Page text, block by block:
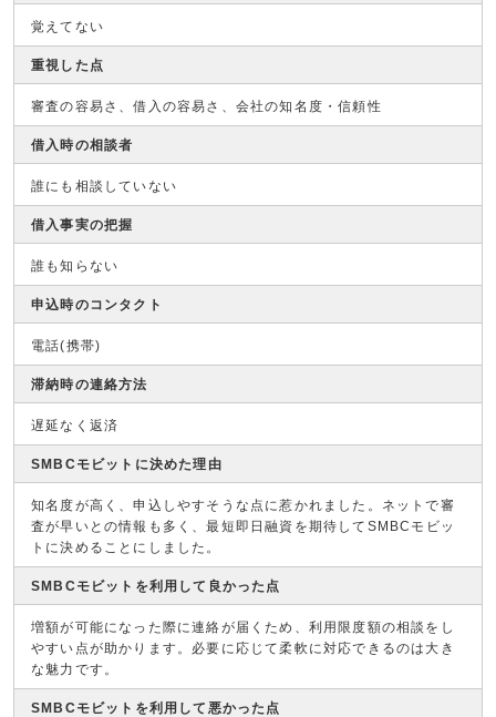
覚えてない
重視した点
審査の容易さ、借入の容易さ、会社の知名度・信頼性
借入時の相談者
誰にも相談していない
借入事実の把握
誰も知らない
申込時のコンタクト
電話(携帯)
滞納時の連絡方法
遅延なく返済
SMBCモビットに決めた理由
知名度が高く、申込しやすそうな点に惹かれました。ネットで審
査が早いとの情報も多く、最短即日融資を期待してSMBCモビッ
トに決めることにしました。
SMBCモビットを利用して良かった点
増額が可能になった際に連絡が届くため、利用限度額の相談をし
やすい点が助かります。必要に応じて柔軟に対応できるのは大き
な魅力です。
SMBCモビットを利用して悪かった点